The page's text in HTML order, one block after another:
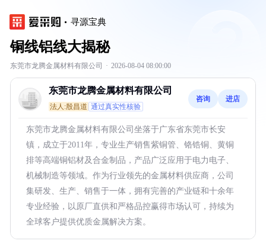
寻源宝典
铜线铝线大揭秘
东莞市龙腾金属材料有限公司 · 2026-08-04 08:00:00
东莞市龙腾金属材料有限公司
法人:殷昌道 通过真实性核验
咨询 进店
东莞市龙腾金属材料有限公司坐落于广东省东莞市长安
镇，成立于2011年，专业生产销售紫铜管、铬锆铜、黄铜
排等高端铜铝材及合金制品，产品广泛应用于电力电子、
机械制造等领域。作为行业领先的金属材料供应商，公司
集研发、生产、销售于一体，拥有完善的产业链和十余年
专业经验，以原厂直供和严格品控赢得市场认可，持续为
全球客户提供优质金属解决方案。